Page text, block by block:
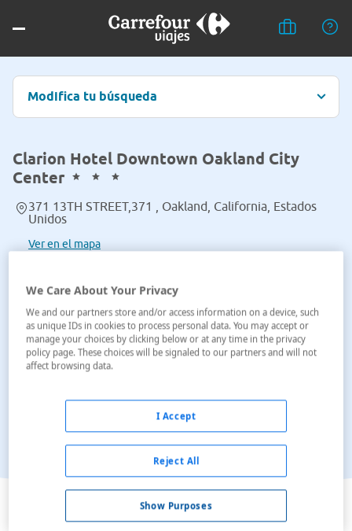
Modifica tu búsqueda
Clarion Hotel Downtown Oakland City
Center
371 13TH STREET,371 , Oakland, California, Estados
Unidos
Ver en el mapa
Ver en el mapa
We Care About Your Privacy
We and our partners store and/or access information on a device, such
as unique IDs in cookies to process personal data. You may accept or
manage your choices by clicking below or at any time in the privacy
policy page. These choices will be signaled to our partners and will not
affect browsing data.
Show Purposes
Reject All
I Accept